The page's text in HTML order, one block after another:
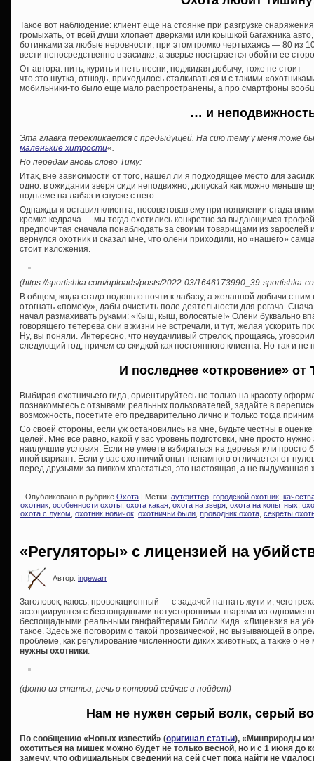
Такое вот наблюдение: клиент еще на стоянке при разгрузке
громыхать, от всей души хлопает дверками или крышкой багажника
ботинками за любые неровности, при этом громко чертыхаясь — 80 из
вести непосредственно в засидке, а зверье постарается обойти ее
От автора: пить, курить и петь песни, поджидая добычу, тоже не стоит
что это шутка, отнюдь, приходилось сталкиваться и с такими
мобильники-то было еще мало распространены, а про смартфоны
… и
Эта главка перекликается с предыдущей. На сию тему у меня тоже
маленькие хитрости«.
Но передам вновь слово Тиму:
Итак, вне зависимости от того, нашел ли я подходящее место для
одно: в ожидании зверя сиди неподвижно, допускай как можно меньше
подъеме на лабаз и спуске с него.
Однажды я оставил клиента, посоветовав ему при появлении стада
кромке кедрача — мы тогда охотились конкретно за выдающимся
предпочитая сначала понаблюдать за своими товарищами из зарослей
вернулся охотник и сказал мне, что олени приходили, но «нашего»
стоит изложения.
(https://sportishka.com/uploads/posts/2022-03/1646173990_39-sportishka-
В общем, когда стадо подошло почти к лабазу, а желанной добычи с
отогнать «помеху», дабы очистить поле деятельности для рогача.
начал размахивать руками: «Кыш, кыш, волосатые!» Олени буквально
говорящего тетерева они в жизни не встречали, и тут, желая ускорить
Ну, вы поняли. Интересно, что неудачливый стрелок, прощаясь,
следующий год, причем со скидкой как постоянного клиента. Но так и не
И последнее «откровение» от
Выбирая охотничьего гида, ориентируйтесь не только на красоту
познакомьтесь с отзывами реальных пользователей, задайте в
возможность, посетите его предварительно лично и только тогда
Со своей стороны, если уж остановились на мне, будьте честны в
целей. Мне все равно, какой у вас уровень подготовки, мне просто
наилучшие условия. Если не умеете взбираться на деревья или просто
иной вариант. Если у вас охотничий опыт ненамного отличается от
перед друзьями за пивком хвастаться, это настоящая, а не выдуманная
Опубликовано в рубрике Охота | Метки: аутфиттер городской охотник
охотник особенности охоты охота какая охота на зверя охота на копытных
охота с луком охотник новичок охотничьи были проводник охота секреты
«Регуляторы» с лицензией на
| Автор: ingewarr
Заголовок, каюсь, провокационный — с задачей нагнать жути и, чего
ассоциируются с беспощадными потусторонними тварями из
беспощадными реальными ганфайтерами Билли Кида. «Лицензия на
такое. Здесь же поговорим о такой прозаической, но вызывающей в
проблеме, как регулирование численности диких животных, а также о
нужны охотники.
(фото из статьи, речь о которой сейчас и пойдет)
Нам не нужен серый волк, серый
По сообщению «Новых известий» (оригинал статьи), «Минприроды
охотиться на мишек можно будет не только весной, но и с 1 июня до
замечу, что официальных сведений на сей счет пока найти не